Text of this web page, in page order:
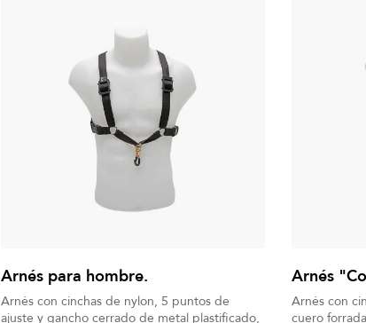
Arnés para hombre.
Arnés con cinchas de nylon, 5 puntos de
ajuste y gancho cerrado de metal plastificado,
Arnés
Arnés con
cuero